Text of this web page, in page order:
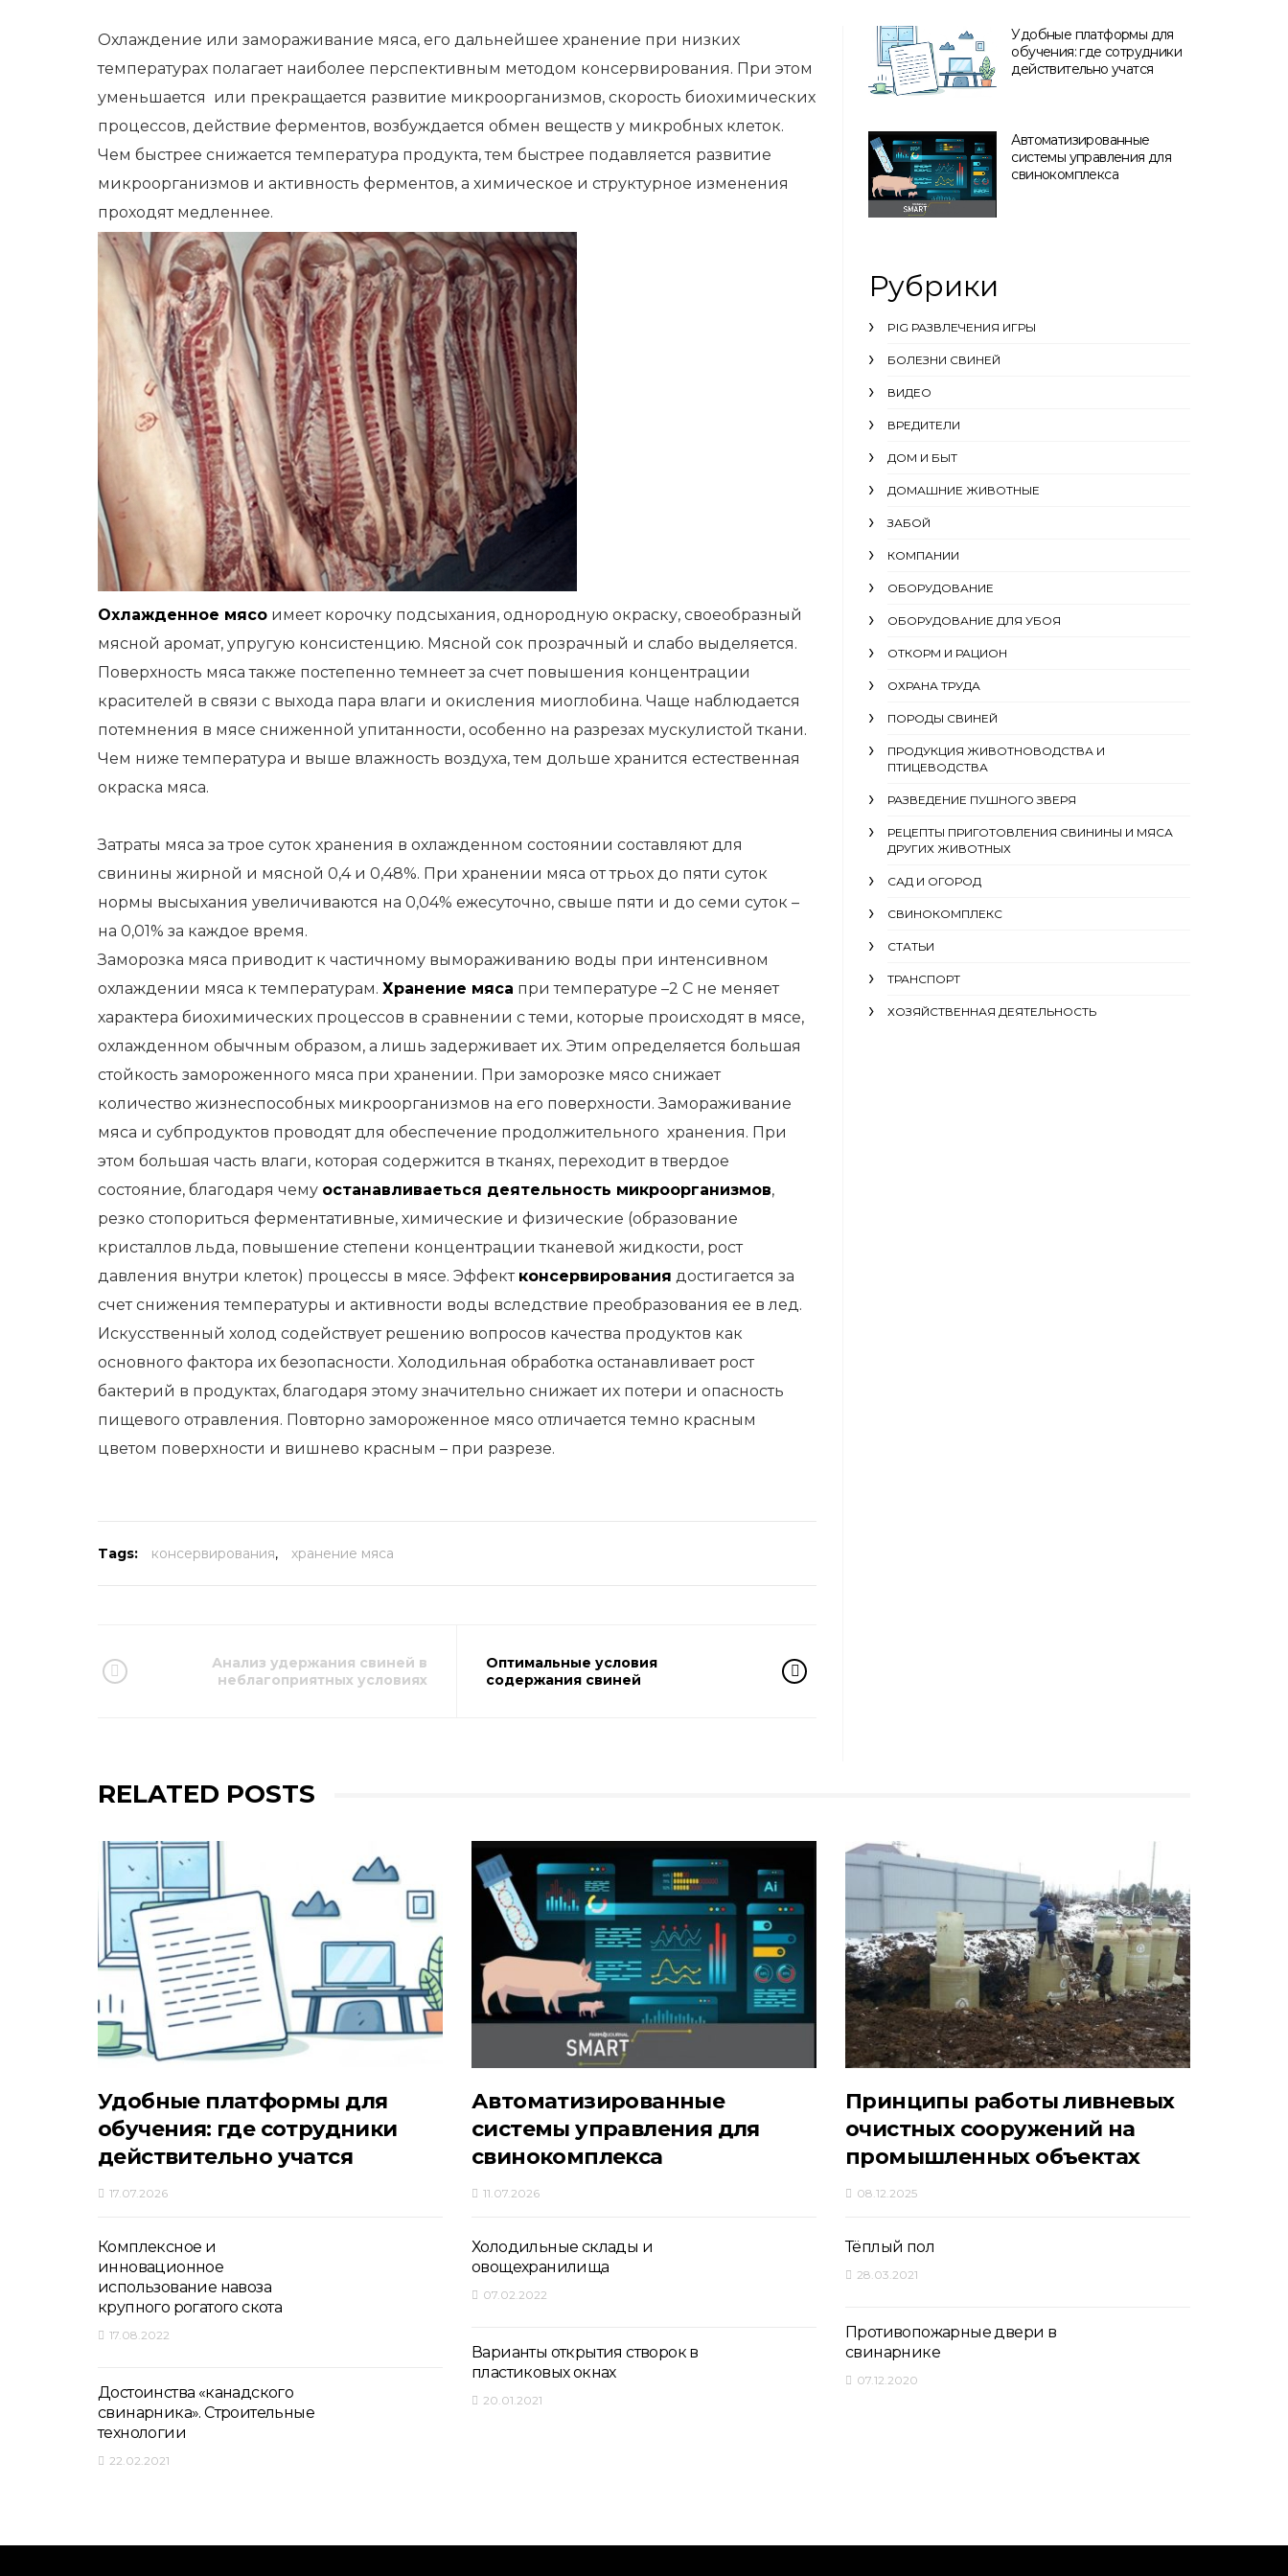
Охлаждение или замораживание мяса, его дальнейшее хранение при низких
температурах полагает наиболее перспективным методом консервирования. При этом
уменьшается или прекращается развитие микроорганизмов, скорость биохимических
процессов, действие ферментов, возбуждается обмен веществ у микробных клеток.
Чем быстрее снижается температура продукта, тем быстрее подавляется развитие
микроорганизмов и активность ферментов, а химическое и структурное изменения
проходят медленнее.
Охлажденное мясо имеет корочку подсыхания, однородную окраску, своеобразный
мясной аромат, упругую консистенцию. Мясной сок прозрачный и слабо выделяется.
Поверхность мяса также постепенно темнеет за счет повышения концентрации
красителей в связи с выхода пара влаги и окисления миоглобина. Чаще наблюдается
потемнения в мясе сниженной упитанности, особенно на разрезах мускулистой ткани.
Чем ниже температура и выше влажность воздуха, тем дольше хранится естественная
окраска мяса.
Затраты мяса за трое суток хранения в охлажденном состоянии составляют для
свинины жирной и мясной 0,4 и 0,48%. При хранении мяса от трьох до пяти суток
нормы высыхания увеличиваются на 0,04% ежесуточно, свыше пяти и до семи суток –
на 0,01% за каждое время.
Заморозка мяса приводит к частичному вымораживанию воды при интенсивном
охлаждении мяса к температурам. Хранение мяса при температуре –2 С не меняет
характера биохимических процессов в сравнении с теми, которые происходят в мясе,
охлажденном обычным образом, а лишь задерживает их. Этим определяется большая
стойкость замороженного мяса при хранении. При заморозке мясо снижает
количество жизнеспособных микроорганизмов на его поверхности. Замораживание
мяса и субпродуктов проводят для обеспечение продолжительного хранения. При
этом большая часть влаги, которая содержится в тканях, переходит в твердое
состояние, благодаря чему останавливаеться деятельность микроорганизмов,
резко стопориться ферментативные, химические и физические (образование
кристаллов льда, повышение степени концентрации тканевой жидкости, рост
давления внутри клеток) процессы в мясе. Эффект консервирования достигается за
счет снижения температуры и активности воды вследствие преобразования ее в лед.
Искусственный холод содействует решению вопросов качества продуктов как
основного фактора их безопасности. Холодильная обработка останавливает рост
бактерий в продуктах, благодаря этому значительно снижает их потери и опасность
пищевого отравления. Повторно замороженное мясо отличается темно красным
цветом поверхности и вишнево красным – при разрезе.
Tags: консервирования, хранение мяса
Анализ удержания свиней в
неблагоприятных условиях
Оптимальные условия
содержания свиней
Удобные платформы для
обучения: где сотрудники
действительно учатся
Автоматизированные
системы управления для
свинокомплекса
Рубрики
PIG РАЗВЛЕЧЕНИЯ ИГРЫ
БОЛЕЗНИ СВИНЕЙ
ВИДЕО
ВРЕДИТЕЛИ
ДОМ И БЫТ
ДОМАШНИЕ ЖИВОТНЫЕ
ЗАБОЙ
КОМПАНИИ
ОБОРУДОВАНИЕ
ОБОРУДОВАНИЕ ДЛЯ УБОЯ
ОТКОРМ И РАЦИОН
ОХРАНА ТРУДА
ПОРОДЫ СВИНЕЙ
ПРОДУКЦИЯ ЖИВОТНОВОДСТВА И
ПТИЦЕВОДСТВА
РАЗВЕДЕНИЕ ПУШНОГО ЗВЕРЯ
РЕЦЕПТЫ ПРИГОТОВЛЕНИЯ СВИНИНЫ И МЯСА
ДРУГИХ ЖИВОТНЫХ
САД И ОГОРОД
СВИНОКОМПЛЕКС
СТАТЬИ
ТРАНСПОРТ
ХОЗЯЙСТВЕННАЯ ДЕЯТЕЛЬНОСТЬ
RELATED POSTS
Удобные платформы для
обучения: где сотрудники
действительно учатся
17.07.2026
Комплексное и
инновационное
использование навоза
крупного рогатого скота
17.08.2022
Достоинства «канадского
свинарника». Строительные
технологии
22.02.2021
Автоматизированные
системы управления для
свинокомплекса
11.07.2026
Холодильные склады и
овощехранилища
07.02.2022
Варианты открытия створок в
пластиковых окнах
20.01.2021
Принципы работы ливневых
очистных сооружений на
промышленных объектах
08.12.2025
Тёплый пол
28.03.2021
Противопожарные двери в
свинарнике
07.12.2020